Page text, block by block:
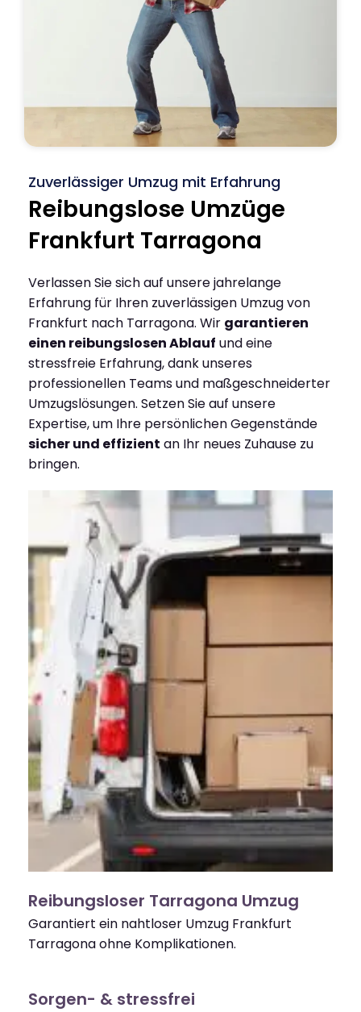
Zuverlässiger Umzug mit Erfahrung
Reibungslose Umzüge
Frankfurt Tarragona
Verlassen Sie sich auf unsere jahrelange
Erfahrung für Ihren zuverlässigen Umzug von
Frankfurt nach Tarragona. Wir garantieren
einen reibungslosen Ablauf und eine
stressfreie Erfahrung, dank unseres
professionellen Teams und maßgeschneiderter
Umzugslösungen. Setzen Sie auf unsere
Expertise, um Ihre persönlichen Gegenstände
sicher und effizient an Ihr neues Zuhause zu
bringen.
Reibungsloser Tarragona Umzug
Garantiert ein nahtloser Umzug Frankfurt
Tarragona ohne Komplikationen.
Sorgen- & stressfrei